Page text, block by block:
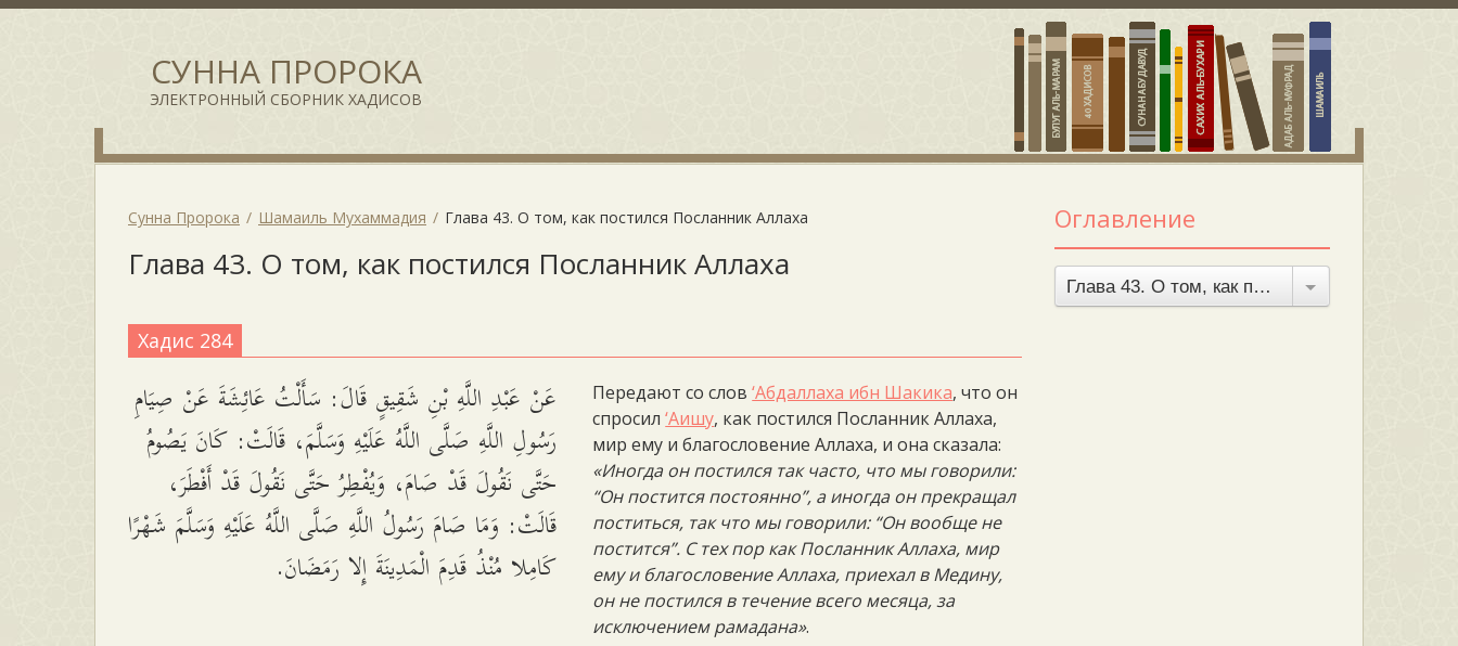
СУННА ПРОРОКА
ЭЛЕКТРОННЫЙ СБОРНИК ХАДИСОВ
Сунна Пророка Шамаиль Мухаммадия Глава 43. О том, как постился Посланник Аллаха
Глава 43. О том, как постился Посланник Аллаха
Хадис 284
عَنْ عَبْدِ اللَّهِ بْنِ شَقِيقٍ قَالَ: سَأَلْتُ عَائِشَةَ عَنْ صِيَامِ
رَسُولِ اللَّهِ صَلَّى اللَّهُ عَلَيْهِ وَسَلَّمَ، قَالَتْ: كَانَ يَصُومُ
حَتَّى نَقُولَ قَدْ صَامَ، وَيُفْطِرُ حَتَّى نَقُولَ قَدْ أَفْطَرَ،
قَالَتْ: وَمَا صَامَ رَسُولُ اللَّهِ صَلَّى اللَّهُ عَلَيْهِ وَسَلَّمَ شَهْرًا
كَامِلا مُنْذُ قَدِمَ الْمَدِينَةَ إِلا رَمَضَانَ.
Передают со слов‘Абдаллаха ибн Шакика, что он
спросил‘Аишу, как постился Посланник Аллаха,
мир ему и благословение Аллаха, и она сказала:
«Иногда он постился так часто, что мы говорили:
“Он постится постоянно”, а иногда он прекращал
поститься, так что мы говорили: “Он вообще не
постится”. С тех пор как Посланник Аллаха, мир
ему и благословение Аллаха, приехал в Медину,
он не постился в течение всего месяца, за
исключением рамадана».
Оглавление
Глава 43. О том, как постился Посланник Аллаха